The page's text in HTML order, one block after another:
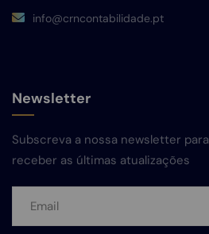
info@crncontabilidade.pt
Newsletter
Subscreva a nossa newsletter para
receber as últimas atualizações